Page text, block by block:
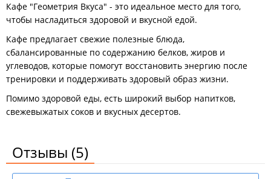
Кафе "Геометрия Вкуса" - это идеальное место для того,
чтобы насладиться здоровой и вкусной едой.
Кафе предлагает свежие полезные блюда,
сбалансированные по содержанию белков, жиров и
углеводов, которые помогут восстановить энергию после
тренировки и поддерживать здоровый образ жизни.
Помимо здоровой еды, есть широкий выбор напитков,
свежевыжатых соков и вкусных десертов.
Отзывы (5)